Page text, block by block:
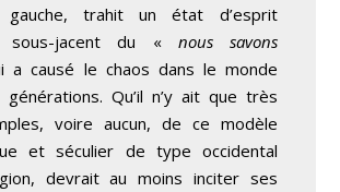
trahit un état d’esprit
sous-jacent du « nous savons
causé le chaos dans le monde
Qu’il n’y ait que très
voire aucun, de ce modèle
et séculier de type occidental
devrait au moins inciter ses